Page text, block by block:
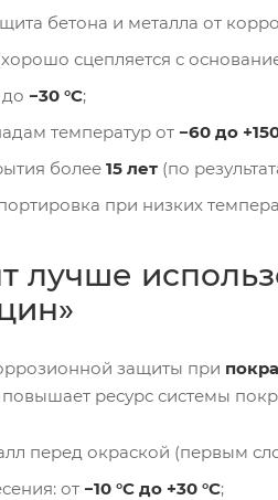
бетона и металла от
сцепляется с
−30 °C;
температур от −60 до
более 15 лет (по
при низких
лучше
защиты при
ресурс системы
перед окраской (первым
от −10 °C до +30 °C;